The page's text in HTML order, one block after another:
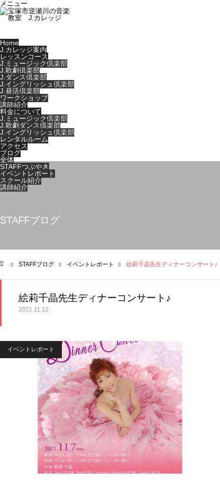
メニュー
Home
J.カレッジ案内
レッスンコース
J.ミュージック倶楽部
J.歌劇倶楽部
J.ダンス倶楽部
J.イングリッシュ倶楽部
J.昼活倶楽部
ワークショップ
講師紹介
料金について
J.ミュージック倶楽部
J.歌劇ダンス倶楽部
J.イングリッシュ倶楽部
レンタルルーム
アクセス
ブログ
全体
STAFFつぶやき
イベントレポート
スクール紹介
講師紹介
STAFFブログ
STAFFブログ イベントレポート 絵莉千晶先生ディナーコンサート♪
絵莉千晶先生ディナーコンサート♪
2021.11.12
イベントレポート